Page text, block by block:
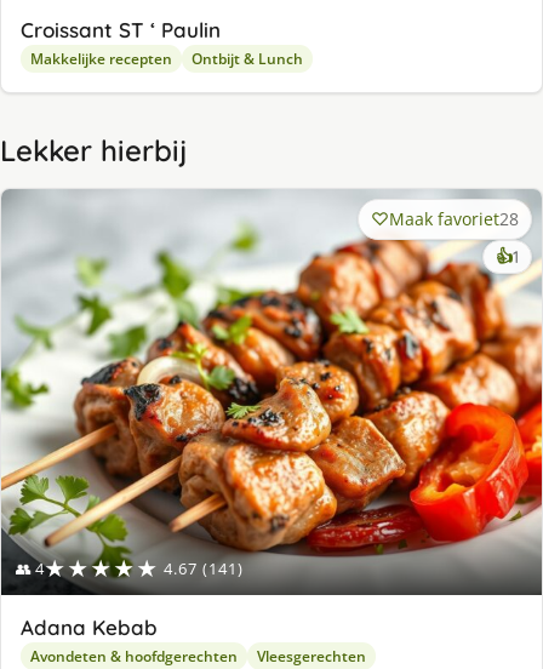
Croissant ST ‘ Paulin
Makkelijke recepten Ontbijt & Lunch
Lekker hierbij
👥 4★★★★★ 4.67 (141)
Maak favoriet28
👍1
Adana Kebab
Avondeten & hoofdgerechten Vleesgerechten